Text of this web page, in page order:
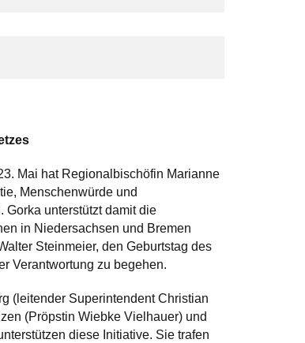
Mai hat Regionalbischöfin Marianne
Menschenwürde und
unterstützt damit die
in Niedersachsen und Bremen
Steinmeier, den Geburtstag des
Verantwortung zu begehen.
(leitender Superintendent Christian
(Pröpstin Wiebke Vielhauer) und
diese Initiative. Sie trafen